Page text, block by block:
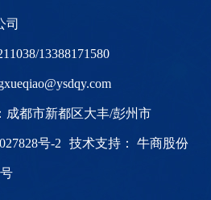
司
13388171580
成都市新都区大丰/彭州市
号-2 技术支持： 牛商股份